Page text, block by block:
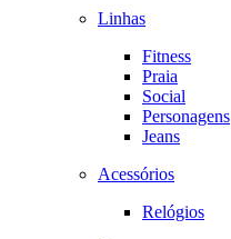
Linhas
Fitness
Praia
Social
Personagens
Jeans
Acessórios
Relógios